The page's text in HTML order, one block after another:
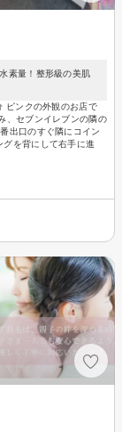
素量！整形級の美肌
ピンクの外観のお店で
、セブンイレブンの隣の
出口のすぐ隣にコイン
を背にして右手に進